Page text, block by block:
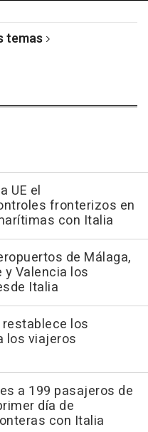
temas
UE el
fronterizos en
con Italia
de Málaga,
y Valencia los
Italia
restablece los
los viajeros
a 199 pasajeros de
día de
con Italia